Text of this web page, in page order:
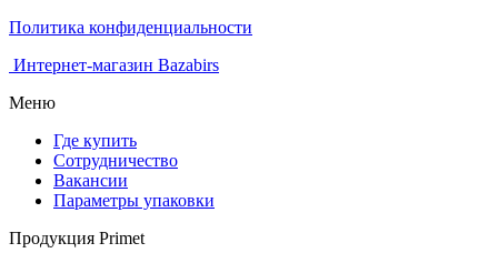
Политика конфиденциальности
Интернет-магазин Bazabirs
Меню
Где купить
Сотрудничество
Вакансии
Параметры упаковки
Продукция Primet